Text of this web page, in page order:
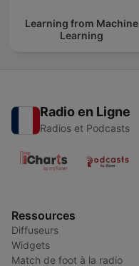
Learning from Machine
Learning
Radio en Ligne
Radios et Podcasts
Ressources
Diffuseurs
Widgets
Match de foot à la radio